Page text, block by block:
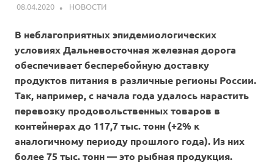
08.04.2020 ARPP
НОВОСТИ
В неблагоприятных эпидемиологических
условиях Дальневосточная железная дорога
обеспечивает бесперебойную доставку
продуктов питания в различные регионы России.
Так, например, с начала года удалось нарастить
перевозку продовольственных товаров в
контейнерах до 117,7 тыс. тонн (+2% к
аналогичному периоду прошлого года). Из них
более 75 тыс. тонн — это рыбная продукция.